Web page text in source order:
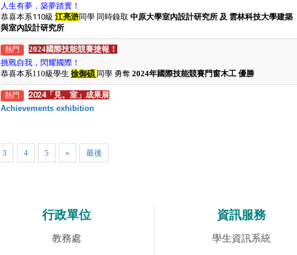
人生有夢 ， 築夢踏實 ！
恭喜本系110級 江亮滸同學 同時錄取 中原大學室內設計研究所 及 雲林科技大學建築
與室內設計研究所
熱門 2024國際技能競賽捷報！
挑戰自我，閃耀國際！
恭喜本系110級學生 徐御碩 同學 勇奪 2024年國際技能競賽門窗木工 優勝
熱門
2024「見。室」成果展
Achievements exhibition
3 4 5 » 最後
行政單位
教務處
資訊服務
學生資訊系統